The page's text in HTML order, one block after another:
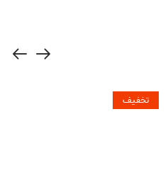
تخفیف